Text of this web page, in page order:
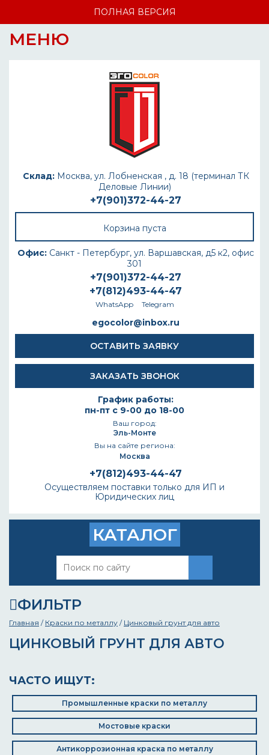
ПОЛНАЯ ВЕРСИЯ
МЕНЮ
Склад:Москва, ул. Лобненская , д. 18 (терминал ТК
Деловые Линии)
+7(901)372-44-27
Корзина пуста
Офис: Санкт - Петербург, ул. Варшавская, д5 к2, офис
301
+7(901)372-44-27
+7(812)493-44-47
WhatsApp Telegram
egocolor@inbox.ru
ОСТАВИТЬ ЗАЯВКУ
ЗАКАЗАТЬ ЗВОНОК
График работы:
пн-пт с 9-00 до 18-00
Ваш город:
Эль-Монте
Вы на сайте региона:
Москва
+7(812)493-44-47
Осуществляем поставки только для ИП и
Юридических лиц
КАТАЛОГ
ФИЛЬТР
Главная / Краски по металлу / Цинковый грунт для авто
ЦИНКОВЫЙ ГРУНТ ДЛЯ АВТО
ЧАСТО ИЩУТ:
Промышленные краски по металлу
Мостовые краски
Антикоррозионная краска по металлу